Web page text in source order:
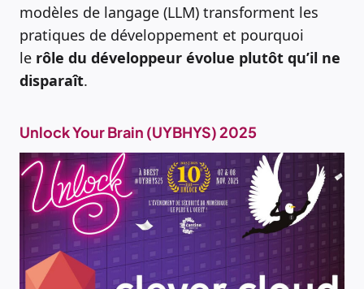
modèles de langage (LLM) transforment les
pratiques de développement et pourquoi
le rôle du développeur évolue plutôt qu’il ne
disparaît.
Unlock Your Brain (UYBHYS)2025